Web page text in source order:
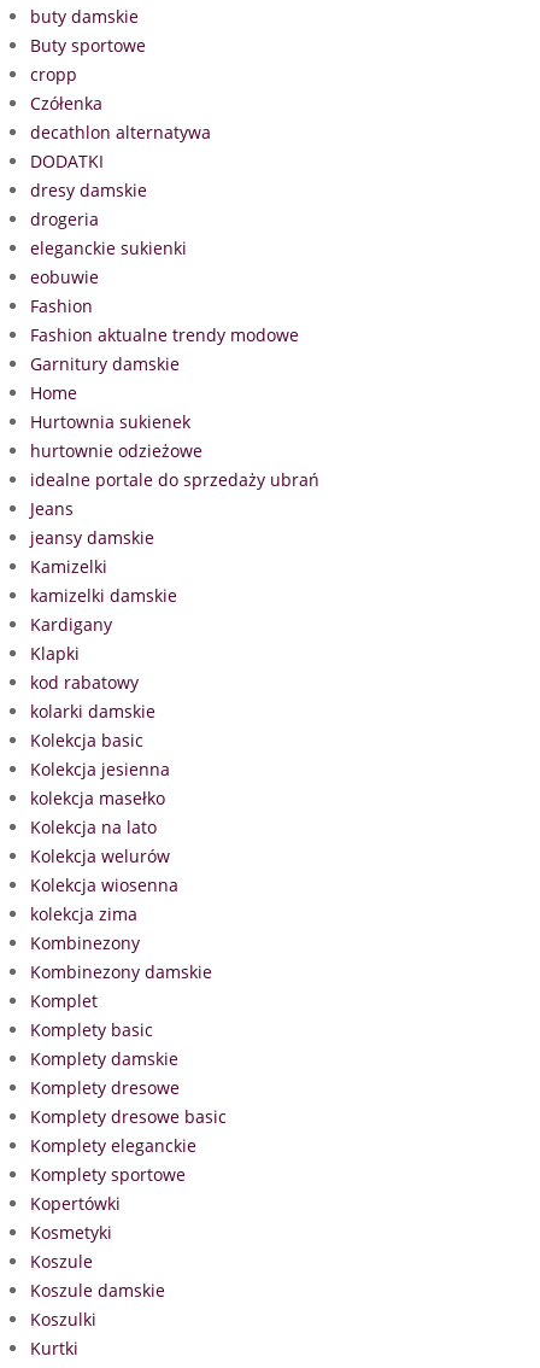
buty damskie
Buty sportowe
cropp
Czółenka
decathlon alternatywa
DODATKI
dresy damskie
drogeria
eleganckie sukienki
eobuwie
Fashion
Fashion aktualne trendy modowe
Garnitury damskie
Home
Hurtownia sukienek
hurtownie odzieżowe
idealne portale do sprzedaży ubrań
Jeans
jeansy damskie
Kamizelki
kamizelki damskie
Kardigany
Klapki
kod rabatowy
kolarki damskie
Kolekcja basic
Kolekcja jesienna
kolekcja masełko
Kolekcja na lato
Kolekcja welurów
Kolekcja wiosenna
kolekcja zima
Kombinezony
Kombinezony damskie
Komplet
Komplety basic
Komplety damskie
Komplety dresowe
Komplety dresowe basic
Komplety eleganckie
Komplety sportowe
Kopertówki
Kosmetyki
Koszule
Koszule damskie
Koszulki
Kurtki